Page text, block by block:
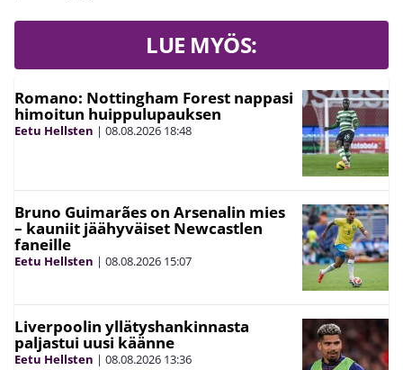
LUE MYÖS:
Romano: Nottingham Forest nappasi
himoitun huippulupauksen
Eetu Hellsten | 08.08.2026 18:48
Bruno Guimarães on Arsenalin mies
– kauniit jäähyväiset Newcastlen
faneille
Eetu Hellsten | 08.08.2026 15:07
Liverpoolin yllätyshankinnasta
paljastui uusi käänne
Eetu Hellsten | 08.08.2026 13:36